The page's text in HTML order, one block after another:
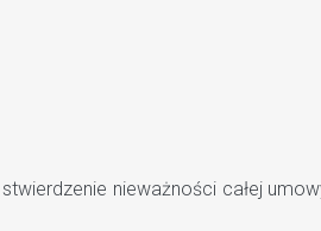
nieważności całej